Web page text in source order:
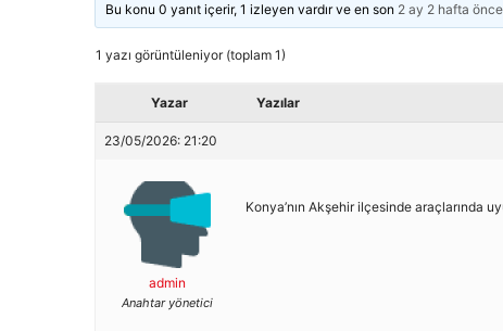
Bu konu 0 yanıt içerir, 1 izleyen vardır ve en son 2 ay 2 hafta önce
1 yazı görüntüleniyor (toplam 1)
Yazar Yazılar
23/05/2026: 21:20
admin
Anahtar yönetici
Konya’nın Akşehir ilçesinde araçlarında